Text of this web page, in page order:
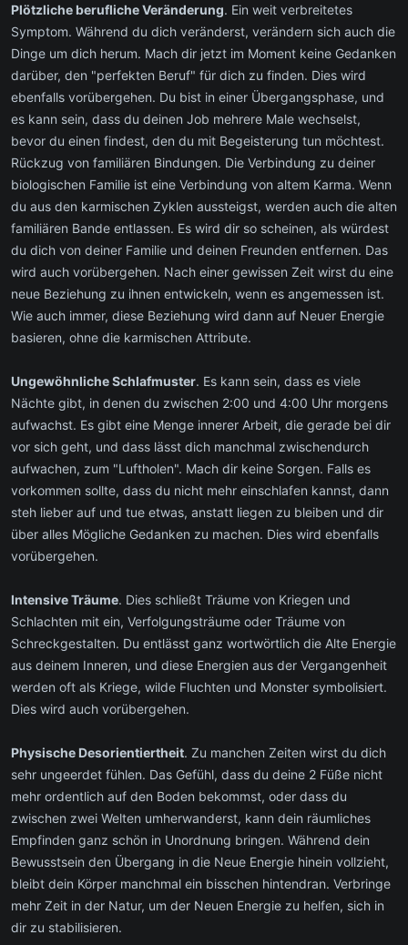
Plötzliche berufliche Veränderung. Ein weit verbreitetes
Symptom. Während du dich veränderst, verändern sich auch die
Dinge um dich herum. Mach dir jetzt im Moment keine Gedanken
darüber, den "perfekten Beruf" für dich zu finden. Dies wird
ebenfalls vorübergehen. Du bist in einer Übergangsphase, und
es kann sein, dass du deinen Job mehrere Male wechselst,
bevor du einen findest, den du mit Begeisterung tun möchtest.
Rückzug von familiären Bindungen. Die Verbindung zu deiner
biologischen Familie ist eine Verbindung von altem Karma. Wenn
du aus den karmischen Zyklen aussteigst, werden auch die alten
familiären Bande entlassen. Es wird dir so scheinen, als würdest
du dich von deiner Familie und deinen Freunden entfernen. Das
wird auch vorübergehen. Nach einer gewissen Zeit wirst du eine
neue Beziehung zu ihnen entwickeln, wenn es angemessen ist.
Wie auch immer, diese Beziehung wird dann auf Neuer Energie
basieren, ohne die karmischen Attribute.
Ungewöhnliche Schlafmuster. Es kann sein, dass es viele
Nächte gibt, in denen du zwischen 2:00 und 4:00 Uhr morgens
aufwachst. Es gibt eine Menge innerer Arbeit, die gerade bei dir
vor sich geht, und dass lässt dich manchmal zwischendurch
aufwachen, zum "Luftholen". Mach dir keine Sorgen. Falls es
vorkommen sollte, dass du nicht mehr einschlafen kannst, dann
steh lieber auf und tue etwas, anstatt liegen zu bleiben und dir
über alles Mögliche Gedanken zu machen. Dies wird ebenfalls
vorübergehen.
Intensive Träume. Dies schließt Träume von Kriegen und
Schlachten mit ein, Verfolgungsträume oder Träume von
Schreckgestalten. Du entlässt ganz wortwörtlich die Alte Energie
aus deinem Inneren, und diese Energien aus der Vergangenheit
werden oft als Kriege, wilde Fluchten und Monster symbolisiert.
Dies wird auch vorübergehen.
Physische Desorientiertheit. Zu manchen Zeiten wirst du dich
sehr ungeerdet fühlen. Das Gefühl, dass du deine 2 Füße nicht
mehr ordentlich auf den Boden bekommst, oder dass du
zwischen zwei Welten umherwanderst, kann dein räumliches
Empfinden ganz schön in Unordnung bringen. Während dein
Bewusstsein den Übergang in die Neue Energie hinein vollzieht,
bleibt dein Körper manchmal ein bisschen hintendran. Verbringe
mehr Zeit in der Natur, um der Neuen Energie zu helfen, sich in
dir zu stabilisieren.